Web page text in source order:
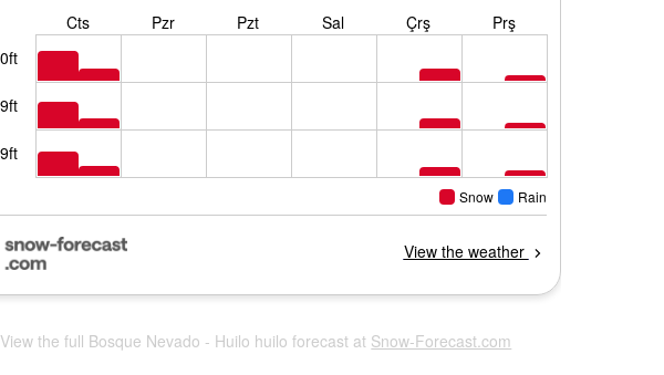
View the full Bosque Nevado - Huilo huilo forecast at Snow-Forecast.com